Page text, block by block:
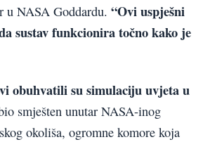
u NASA Goddardu. “Ovi uspješni
sustav funkcionira točno kako je
obuhvatili su simulaciju uvjeta u
smješten unutar NASA-inog
okoliša, ogromne komore koja